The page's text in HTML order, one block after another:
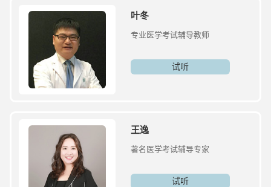
叶冬
专业医学考试辅导教师
试听
王逸
著名医学考试辅导专家
试听